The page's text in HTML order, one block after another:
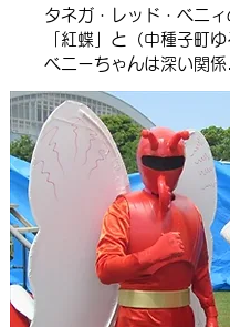
タネガ・レッド・ベニ
「紅蝶」と（中種子町ゆ
ベニーちゃんは深い関